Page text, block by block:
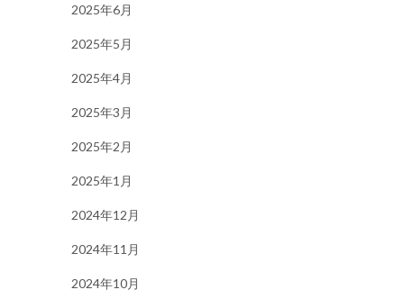
2025年6月
2025年5月
2025年4月
2025年3月
2025年2月
2025年1月
2024年12月
2024年11月
2024年10月